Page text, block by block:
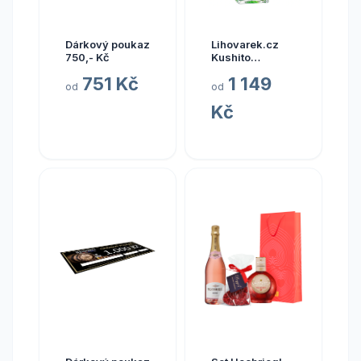
Dárkový poukaz
750,- Kč
od 751 Kč
Lihovarek.cz
Kushito
Mojito)
od 1 149
Kč